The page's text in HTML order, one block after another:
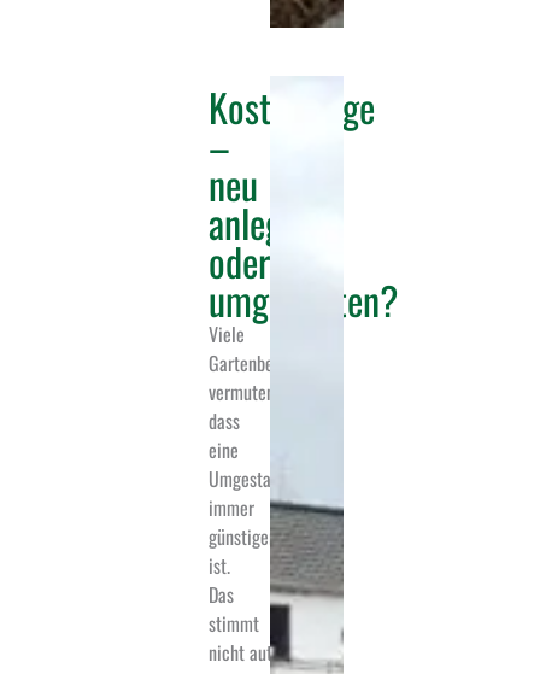
Kostenfrage
–
neu
anlegen
oder
umgestalten?
Viele
Gartenbesitzer
vermuten,
dass
eine
Umgestaltung
immer
günstiger
ist.
Das
stimmt
nicht automatisch.